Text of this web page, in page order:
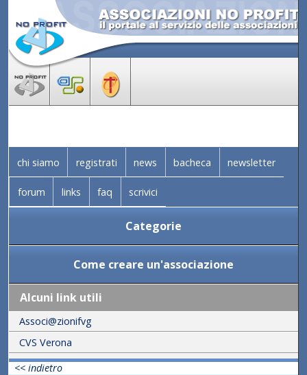
chi siamo registrati news bacheca newsletter
forum links faq scrivici
Categorie
Come creare un'associazione
Alcuni link utili
Associ@zionifvg
CVS Verona
<< indietro